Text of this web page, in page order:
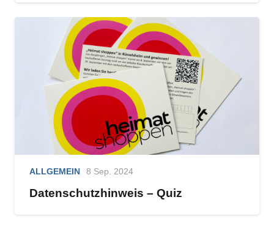
ALLGEMEIN 8 Sep. 2024
Datenschutzhinweis – Quiz